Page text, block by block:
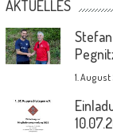
AKTUELLES
1.